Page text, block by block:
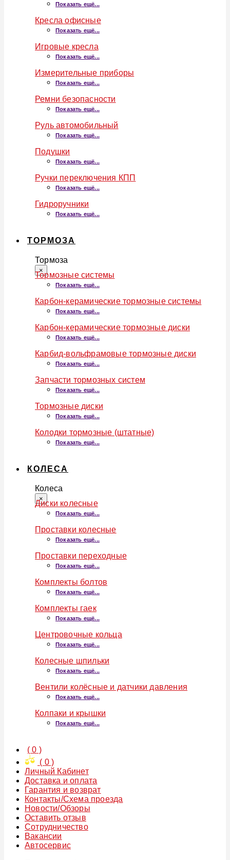
Показать ещё...
Кресла офисные
Показать ещё...
Игровые кресла
Показать ещё...
Измерительные приборы
Показать ещё...
Ремни безопасности
Показать ещё...
Руль автомобильный
Показать ещё...
Подушки
Показать ещё...
Ручки переключения КПП
Показать ещё...
Гидроручники
Показать ещё...
ТОРМОЗА
Тормоза
×
Тормозные системы
Показать ещё...
Карбон-керамические тормозные системы
Показать ещё...
Карбон-керамические тормозные диски
Показать ещё...
Карбид-вольфрамовые тормозные диски
Показать ещё...
Запчасти тормозных систем
Показать ещё...
Тормозные диски
Показать ещё...
Колодки тормозные (штатные)
Показать ещё...
КОЛЕСА
Колеса
×
Диски колесные
Показать ещё...
Проставки колесные
Показать ещё...
Проставки переходные
Показать ещё...
Комплекты болтов
Показать ещё...
Комплекты гаек
Показать ещё...
Центровочные кольца
Показать ещё...
Колесные шпильки
Показать ещё...
Вентили колёсные и датчики давления
Показать ещё...
Колпаки и крышки
Показать ещё...
(0 )
( 0)
Личный Кабинет
Доставка и оплата
Гарантия и возврат
Контакты/Схема проезда
Новости/Обзоры
Оставить отзыв
Сотрудничество
Вакансии
Автосервис